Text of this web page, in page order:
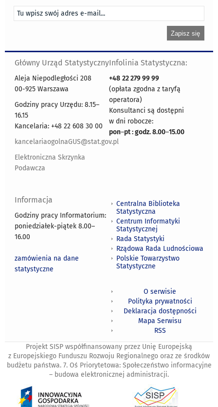
Główny Urząd Statystyczny
Aleja Niepodległości 208
00-925 Warszawa
Godziny pracy Urzędu: 8.15–
16.15
Kancelaria: +48 22 608 30 00
kancelariaogolnaGUS@stat.gov.pl
Elektroniczna Skrzynka
Podawcza
Infolinia Statystyczna:
+48 22 279 99 99
(opłata zgodna z taryfą
operatora)
Konsultanci są dostępni
w dni robocze:
pon–pt : godz. 8.00–15.00
Informacja
Godziny pracy Informatorium:
poniedziałek-piątek 8.00–
16.00
zamówienia na dane
statystyczne
Centralna Biblioteka
Statystyczna
Centrum Informatyki
Statystycznej
Rada Statystyki
Rządowa Rada Ludnościowa
Polskie Towarzystwo
Statystyczne
O serwisie
Polityka prywatności
Deklaracja dostępności
Mapa Serwisu
RSS
Projekt SISP współfinansowany przez Unię Europejską
z Europejskiego Funduszu Rozwoju Regionalnego oraz ze środków
budżetu państwa. 7. Oś Priorytetowa: Społeczeństwo informacyjne
– budowa elektronicznej administracji.